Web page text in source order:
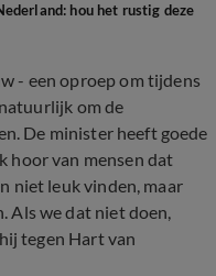
hou het rustig deze
- een oproep om tijdens
om de
De minister heeft goede
hoor van mensen dat
niet leuk vinden, maar
Als we dat niet doen,
tegen Hart van